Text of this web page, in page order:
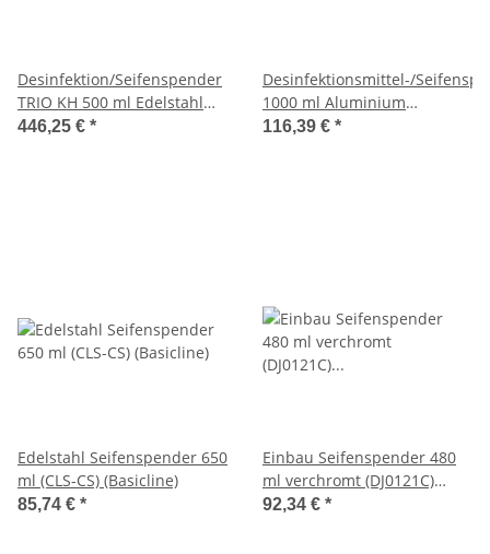
Desinfektion/Seifenspender
TRIO KH 500 ml Edelstahl
(MQTV05E) (MediQo-line)
446,25 € *
Desinfektionsmittel-/
1000 ml Aluminium
TLS26A/25
116,39 € *
Edelstahl Seifenspender 650
ml (CLS-CS) (Basicline)
85,74 € *
Einbau Seifenspender 480
ml verchromt (DJ0121C)
(Mediclinics)
92,34 € *